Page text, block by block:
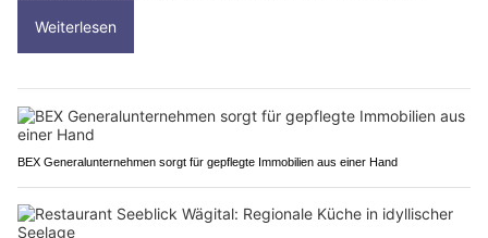
Weiterlesen
BEX Generalunternehmen sorgt für gepflegte Immobilien aus einer Hand